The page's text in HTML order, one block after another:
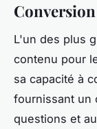
L'un des plus
contenu pour
sa capacité à
fournissant un
questions et